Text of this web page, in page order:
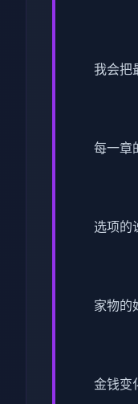
我会把
每一章
选项的
家物的
金钱变